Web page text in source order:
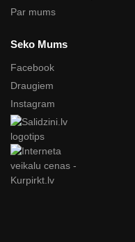
Par mums
Seko Mums
Facebook
Draugiem
Instagram